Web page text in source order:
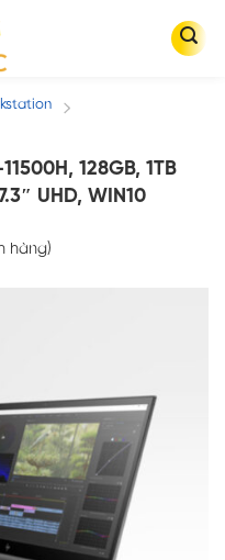
/
128GB, 1TB
UHD, WIN10
hàng)